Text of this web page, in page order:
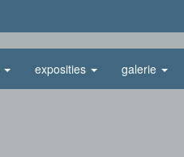
exposities galerie